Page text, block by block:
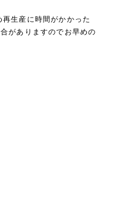
生産に時間がかかった
がありますのでお早めの